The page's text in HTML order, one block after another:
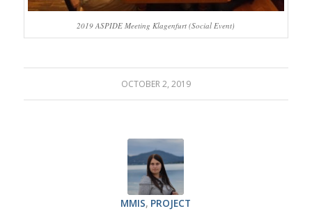
2019 ASPIDE Meeting Klagenfurt (Social Event)
OCTOBER 2, 2019
MMIS, PROJECT